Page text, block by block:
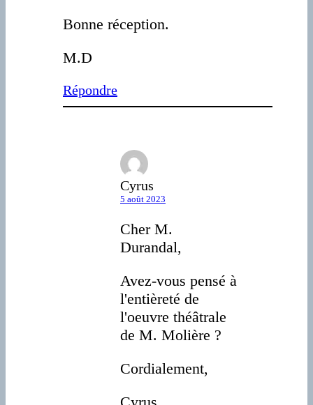
Bonne réception.
M.D
Répondre
Cyrus
5 août 2023
Cher M.
Durandal,
Avez-vous pensé à
l'entièreté de
l'oeuvre théâtrale
de M. Molière ?
Cordialement,